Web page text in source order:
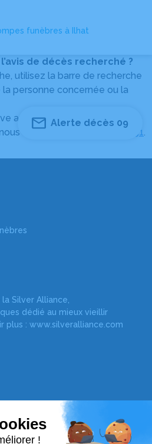
funèbres à Ilhat
de décès recherché ?
utilisez la barre de recherche
personne concernée ou la
au fonctionnement du site,
contacter au
04 82 53 51 51.
Alerte décès 09
Silver Alliance,
dédié au mieux vieillir
plus : www.silveralliance.com